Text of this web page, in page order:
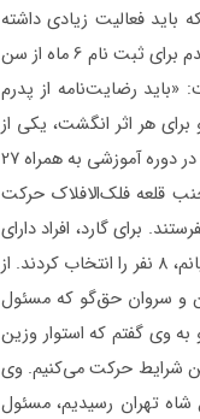
فعالیت زیادی داشته
باشید؛ اصلا انگار من برای ارتش ساخته شده بودم. زمانی که به سن سربازی رسیدم برای ثبت نام 6 ماه از سن
«باید رضایت‌نامه از پدرم
هر اثر انگشت، یکی از
انگشت‌هایم را زدم و نامه را تحویل دادم. بدون تحقیق نامه را از من قبول کردند. در دوره آموزشی به همراه 27
قلعه فلک‌الافلاک حرکت
برای گارد، افراد دارای
180 سانتیمتر قد را انتخاب می‌کردند. قد من 170سانت بود؛ از بین 27 نفر همشهریانم، 8 نفر را انتخاب کردند. از
و سروان حق‌گو که مسئول
به وی گفتم که استوار وزین
این شرایط حرکت می‌کنیم. وی
تهران رسیدیم، مسئول